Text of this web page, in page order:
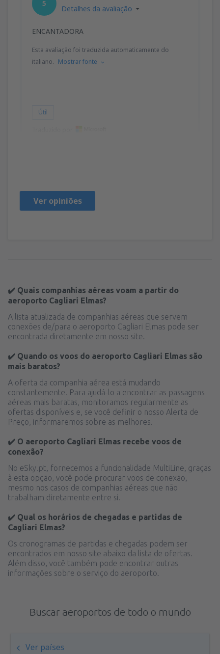
5
Detalhes da avaliação
ENCANTADORA
Esta avaliação foi traduzida automaticamente do
italiano. Mostrar fonte
Útil
Ver opiniões
✔️ Quais companhias aéreas voam a partir do
aeroporto Cagliari Elmas?
A lista atualizada de companhias aéreas que servem
conexões de/para o aeroporto Cagliari Elmas pode ser
encontrada diretamente em nosso site.
✔️ Quando os voos do aeroporto Cagliari Elmas são
mais baratos?
A oferta da companhia aérea está mudando
constantemente. Para ajudá-lo a encontrar as passagens
aéreas mais baratas, monitoramos regularmente as
ofertas disponíveis e, se você definir o nosso Alerta de
Preço, informaremos sobre as melhores.
✔️ O aeroporto Cagliari Elmas recebe voos de
conexão?
No eSky.pt, fornecemos a funcionalidade MultiLine, graças
à esta opção, você pode procurar voos de conexão,
mesmo nos casos de companhias aéreas que não
trabalham diretamente entre si.
✔️ Qual os horários de chegadas e partidas de
Cagliari Elmas?
Os cronogramas de partidas e chegadas podem ser
encontrados em nosso site abaixo da lista de ofertas.
Além disso, você também pode encontrar outras
informações sobre o serviço do aeroporto.
Buscar aeroportos de todo o mundo
Ver países